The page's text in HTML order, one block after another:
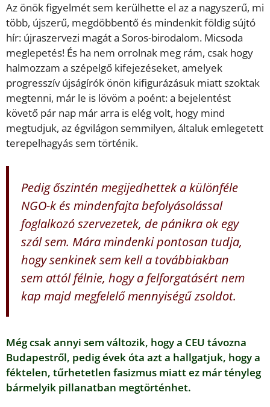
Az önök figyelmét sem kerülhette el az a nagyszerű, mi
több, újszerű, megdöbbentő és mindenkit földig sújtó
hír: újraszervezi magát a Soros-birodalom. Micsoda
meglepetés! És ha nem orrolnak meg rám, csak hogy
halmozzam a szépelgő kifejezéseket, amelyek
progresszív újságírók önön kifigurázásuk miatt szoktak
megtenni, már le is lövöm a poént: a bejelentést
követő pár nap már arra is elég volt, hogy mind
megtudjuk, az égvilágon semmilyen, általuk emlegetett
terepelhagyás sem történik.
Pedig őszintén megijedhettek a különféle
NGO-k és mindenfajta befolyásolással
foglalkozó szervezetek, de pánikra ok egy
szál sem. Mára mindenki pontosan tudja,
hogy senkinek sem kell a továbbiakban
sem attól félnie, hogy a felforgatásért nem
kap majd megfelelő mennyiségű zsoldot.
Még csak annyi sem változik, hogy a CEU távozna
Budapestről, pedig évek óta azt a hallgatjuk, hogy a
féktelen, tűrhetetlen fasizmus miatt ez már tényleg
bármelyik pillanatban megtörténhet.